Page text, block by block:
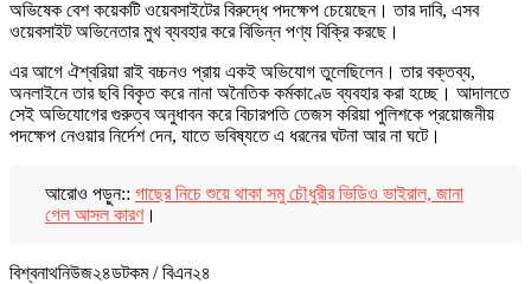
অভিষেক বেশ কয়েকটি ওয়েবসাইটের বিরুদ্ধে পদক্ষেপ চেয়েছেন। তার দাবি, এসব
ওয়েবসাইট অভিনেতার মুখ ব্যবহার করে বিভিন্ন পণ্য বিক্রি করছে।
এর আগে ঐশ্বরিয়া রাই বচ্চনও প্রায় একই অভিযোগ তুলেছিলেন। তার বক্তব্য,
অনলাইনে তার ছবি বিকৃত করে নানা অনৈতিক কর্মকাণ্ডে ব্যবহার করা হচ্ছে। আদালতে
সেই অভিযোগের গুরুত্ব অনুধাবন করে বিচারপতি তেজস করিয়া পুলিশকে প্রয়োজনীয়
পদক্ষেপ নেওয়ার নির্দেশ দেন, যাতে ভবিষ্যতে এ ধরনের ঘটনা আর না ঘটে।
আরোও পড়ুন:: গাছের নিচে শুয়ে থাকা সমু চৌধুরীর ভিডিও ভাইরাল, জানা
গেল আসল কারণ।
বিশ্বনাথনিউজ২৪ডটকম / বিএন২৪